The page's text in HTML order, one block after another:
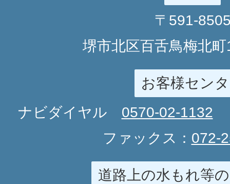
〒591-
堺市北区百舌鳥梅北
お客様セン
ナビダイヤル 0570-02-1132
ファックス： 072-
道路上の水もれ等